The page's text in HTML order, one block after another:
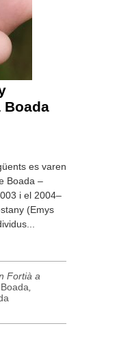
Boada
es varen
Boada –
i el 2004–
(Emys
Fortià a